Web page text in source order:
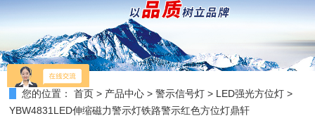
您的位置： 首页 > 产品中心 >警示信号灯 > LED强光方位灯 >
YBW4831LED伸缩磁力警示灯铁路警示红色方位灯鼎轩